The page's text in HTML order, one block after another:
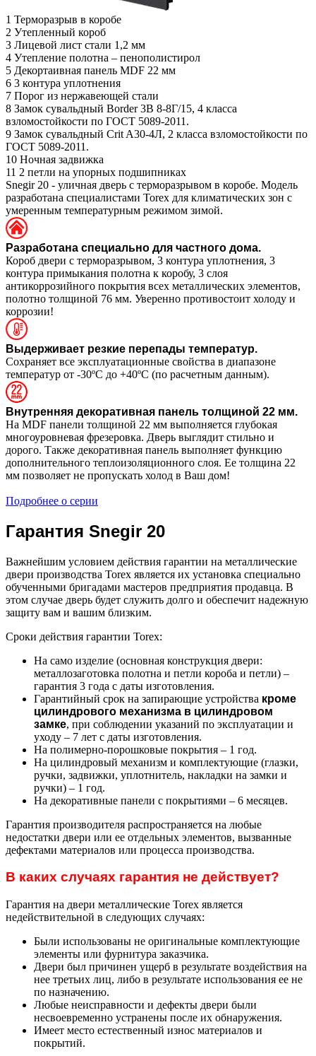
1 Терморазрыв в коробе
2 Утепленный короб
3 Лицевой лист стали 1,2 мм
4 Утепление полотна – пенополистирол
5 Декортаивная панель MDF 22 мм
6 3 контура уплотнения
7 Порог из нержавеющей стали
8 Замок сувальдный Border 3В 8-8Г/15, 4 класса
взломостойкости по ГОСТ 5089-2011.
9 Замок сувальдный Crit A30-4Л, 2 класса взломостойкости по
ГОСТ 5089-2011.
10 Ночная задвижка
11 2 петли на упорных подшипниках
Snegir 20 - уличная дверь с терморазрывом в коробе. Модель
разработана специалистами Torex для климатических зон с
умеренным температурным режимом зимой.
Разработана специально для частного дома.
Короб двери с терморазрывом, 3 контура уплотнения, 3
контура примыкания полотна к коробу, 3 слоя
антикоррозийного покрытия всех металлических элементов,
полотно толщиной 76 мм. Уверенно противостоит холоду и
коррозии!
Выдерживает резкие перепады температур.
Сохраняет все эксплуатационные свойства в диапазоне
температур от -30ºС до +40ºС (по расчетным данным).
Внутренняя декоративная панель толщиной 22 мм.
На MDF панели толщиной 22 мм выполняется глубокая
многоуровневая фрезеровка. Дверь выглядит стильно и
дорого. Также декоративная панель выполняет функцию
дополнительного теплоизоляционного слоя. Ее толщина 22
мм позволяет не пропускать холод в Ваш дом!
Подробнее о серии
Гарантия Snegir 20
Важнейшим условием действия гарантии на металлические
двери производства Torex является их установка специально
обученными бригадами мастеров предприятия продавца. В
этом случае дверь будет служить долго и обеспечит надежную
защиту вам и вашим близким.
Сроки действия гарантии Torex:
На само изделие (основная конструкция двери:
металлозаготовка полотна и петли короба и петли) –
гарантия 3 года с даты изготовления.
Гарантийный срок на запирающие устройства кроме
цилиндрового механизма в цилиндровом
замке, при соблюдении указаний по эксплуатации и
уходу – 7 лет с даты изготовления.
На полимерно-порошковые покрытия – 1 год.
На цилиндровый механизм и комплектующие (глазки,
ручки, задвижки, уплотнитель, накладки на замки и
ручки) – 1 год.
На декоративные панели с покрытиями – 6 месяцев.
Гарантия производителя распространяется на любые
недостатки двери или ее отдельных элементов, вызванные
дефектами материалов или процесса производства.
В каких случаях гарантия не действует?
Гарантия на двери металлические Torex является
недействительной в следующих случаях:
Были использованы не оригинальные комплектующие
элементы или фурнитура заказчика.
Двери был причинен ущерб в результате воздействия на
нее третьих лиц, либо в результате использования ее не
по назначению.
Любые неисправности и дефекты двери были
несвоевременно устранены после их обнаружения.
Имеет место естественный износ материалов и
покрытий.